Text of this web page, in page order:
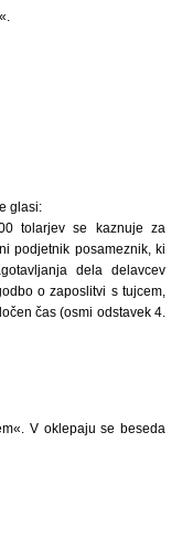
glasi:
tolarjev se kaznuje za
podjetnik posameznik, ki
dela delavcev
o zaposlitvi s tujcem,
čas (osmi odstavek 4.
V oklepaju se beseda